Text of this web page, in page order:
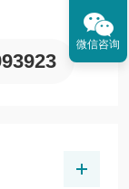
微信咨询